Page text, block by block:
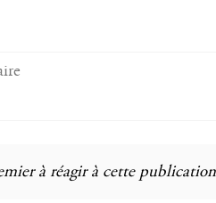
à réagir à cette